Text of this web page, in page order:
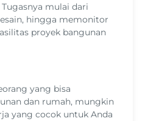
mulai dari
hingga memonitor
proyek bangunan
yang bisa
dan rumah, mungkin
yang cocok untuk Anda